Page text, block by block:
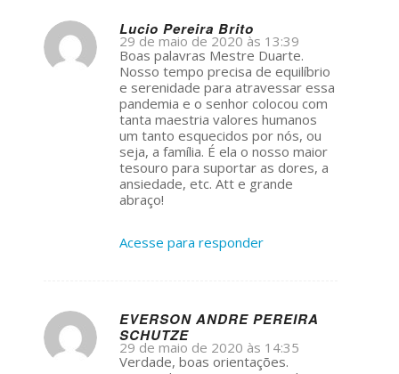
Lucio Pereira Brito
s
ays:
29 de maio de 2020 às 13:39
Boas palavras Mestre Duarte.
Nosso tempo precisa de equilíbrio
e serenidade para atravessar essa
pandemia e o senhor colocou com
tanta maestria valores humanos
um tanto esquecidos por nós, ou
seja, a família. É ela o nosso maior
tesouro para suportar as dores, a
ansiedade, etc. Att e grande
abraço!
Acesse para responder
EVERSON ANDRE PEREIRA
SCHUTZE
s
ays:
29 de maio de 2020 às 14:35
Verdade, boas orientações.